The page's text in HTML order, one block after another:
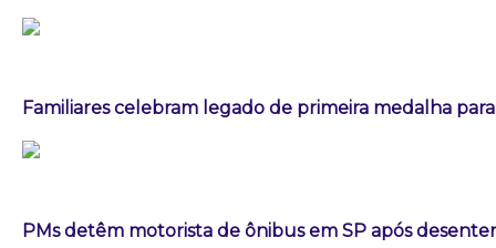
Familiares celebram legado de primeira medalha
PMs detêm motorista de ônibus em SP após